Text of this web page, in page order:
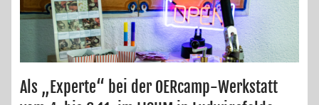
Als „Experte“ bei der OERcamp-Werkstatt